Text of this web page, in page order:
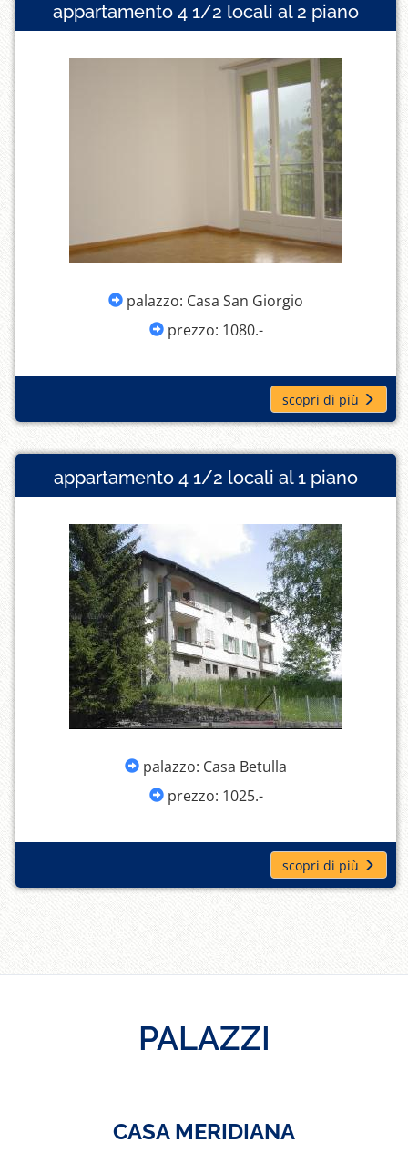
appartamento 4 1/2 locali al 2 piano
palazzo: Casa San Giorgio
prezzo: 1080.-
scopri di più
appartamento 4 1/2 locali al 1 piano
palazzo: Casa Betulla
prezzo: 1025.-
scopri di più
PALAZZI
CASA MERIDIANA